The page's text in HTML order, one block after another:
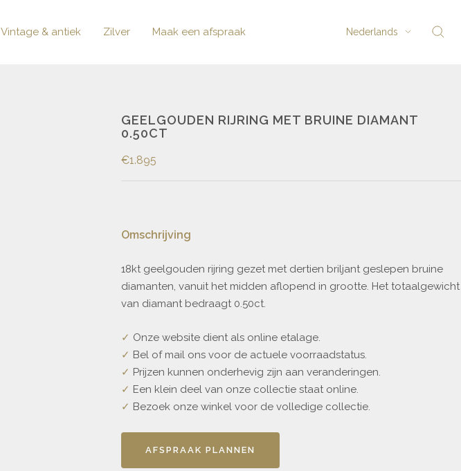
Vintage & antiek Zilver Maak een afspraak Taal
Nederlands
GEELGOUDEN RIJRING MET BRUINE DIAMANT
0.50CT
€1.895
Omschrijving
18kt geelgouden rijring gezet met dertien briljant geslepen bruine
diamanten, vanuit het midden aflopend in grootte. Het totaalgewicht
van diamant bedraagt 0.50ct.
✓ Onze website dient als online etalage.
✓ Bel of mail ons voor de actuele voorraadstatus.
✓ Prijzen kunnen onderhevig zijn aan veranderingen.
✓ Een klein deel van onze collectie staat online.
✓ Bezoek onze winkel voor de volledige collectie.
AFSPRAAK PLANNEN